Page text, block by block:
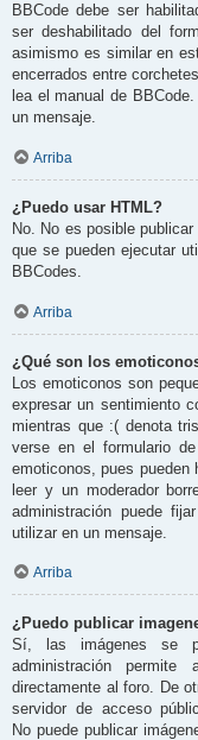
BBCode debe ser
ser deshabilitado del
asimismo es similar en
encerrados entre
lea el manual de
un mensaje.
Arriba
¿Puedo usar HTML?
No. No es posible
que se pueden ejecutar
BBCodes.
Arriba
¿Qué son los
Los emoticonos son
expresar un sentimiento
mientras que :( denota
verse en el formulario
emoticonos, pues
leer y un moderador
administración puede
utilizar en un mensaje.
Arriba
¿Puedo publicar
Sí, las imágenes se
administración
directamente al foro. De
servidor de acceso
No puede publicar